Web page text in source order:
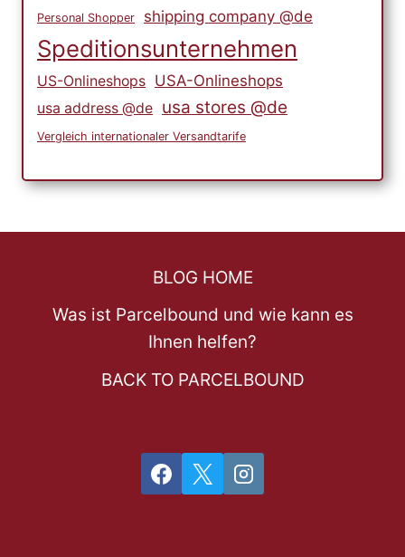
Personal Shopper shipping company @de
Speditionsunternehmen
US-Onlineshops USA-Onlineshops
usa address @de usa stores @de
Vergleich internationaler Versandtarife
BLOG HOME
Was ist Parcelbound und wie kann es
Ihnen helfen?
BACK TO PARCELBOUND